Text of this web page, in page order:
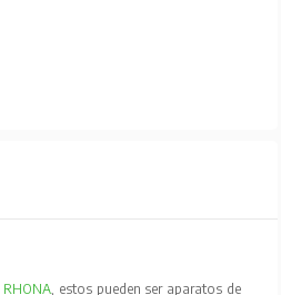
RHONA, estos pueden ser aparatos de